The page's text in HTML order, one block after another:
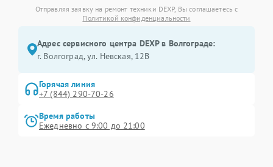
Отправляя заявку на ремонт техники DEXP, Вы соглашаетесь с
Политикой конфиденциальности
Адрес сервисного центра DEXP в Волгограде:
г. Волгоград, ул. Невская, 12В
Горячая линия
+7 (844) 290-70-26
Время работы
Ежедневно с 9:00 до 21:00